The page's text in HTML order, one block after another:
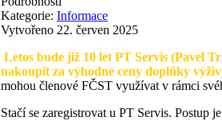
Kategorie: Informace
Vytvořeno 22. červen 2025
Letos bude již 10 let PT Servis (Pavel
nakoupit za výhodné ceny doplňky
mohou členové FČST využívat v rámci
Stačí se zaregistrovat u PT Servis. Postup